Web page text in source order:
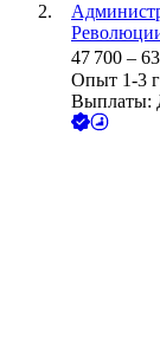
47 700 –
Опыт 1-3
Выплаты: